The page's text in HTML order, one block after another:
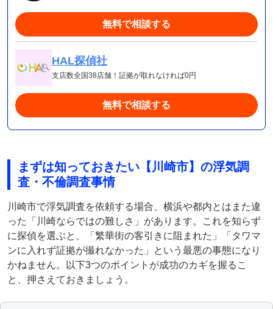
無料で相談する
HAL探偵社
支店数全国38店舗！証拠が取れなければ0円
無料で相談する
まずは知っておきたい【川崎市】の浮気調
査・不倫調査事情
川崎市で浮気調査を依頼する場合、横浜や都内とはまた違
った「川崎ならではの難しさ」があります。これを知らず
に探偵を選ぶと、「繁華街の客引きに阻まれた」「タワマ
ンに入れず証拠が撮れなかった」という最悪の事態になり
かねません。以下3つのポイントが成功のカギを握るこ
と、押さえておきましょう。